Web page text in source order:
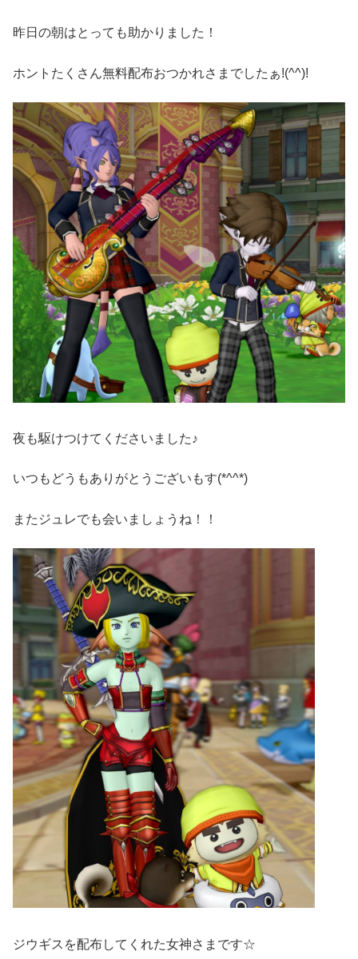
昨日の朝はとっても助かりました！
ホントたくさん無料配布おつかれさまでしたぁ!(^^)!
夜も駆けつけてくださいました♪
いつもどうもありがとうございもす(*^^*)
またジュレでも会いましょうね！！
ジウギスを配布してくれた女神さまです☆